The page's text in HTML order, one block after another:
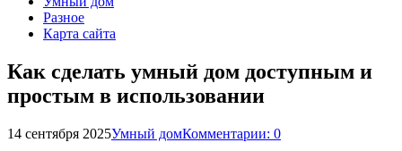
Разное
Карта сайта
Как сделать умный дом доступным и
простым в использовании
14 сентября 2025Умный домКомментарии: 0